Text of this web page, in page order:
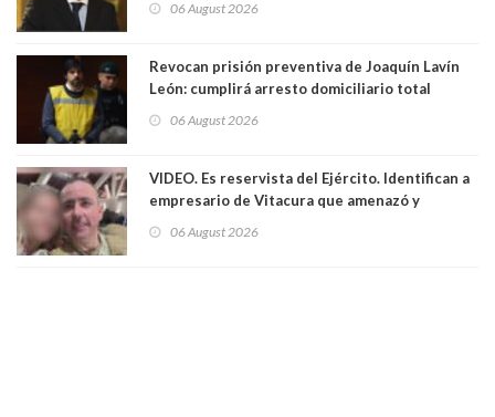
06 August 2026
Revocan prisión preventiva de Joaquín Lavín
León: cumplirá arresto domiciliario total
06 August 2026
VIDEO. Es reservista del Ejército. Identifican a
empresario de Vitacura que amenazó y
al "ring raja". Se trata de Andrés Arrieta y la
06 August 2026